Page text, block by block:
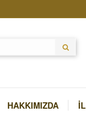
HAKKIMIZDA